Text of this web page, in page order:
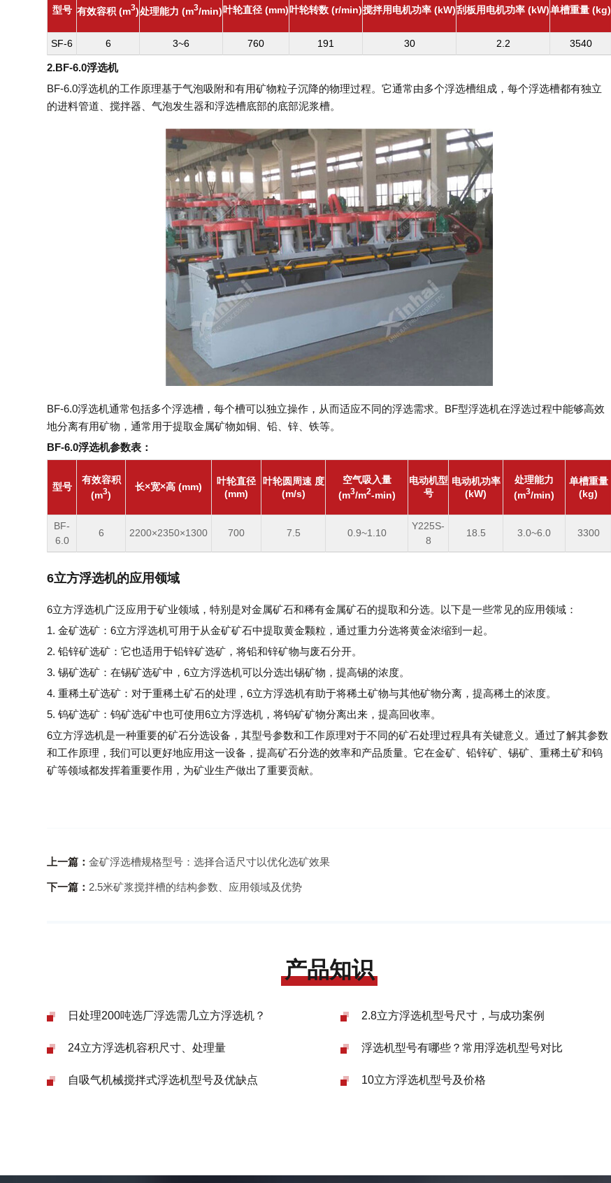
型号 有效容积 (m3)处理能力 (m3/min) 叶轮直径 (mm) 叶轮转数 (r/min)搅拌用电机功率 (kW)刮板用电机功率 (kW)单槽重量 (kg)
SF-6 6 3~6 760 191 30 2.2 3540
2.BF-6.0浮选机
BF-6.0浮选机的工作原理基于气泡吸附和有用矿物粒子沉降的物理过程。它通常由多个浮选槽组成，每个浮选槽都有独立
的进料管道、搅拌器、气泡发生器和浮选槽底部的底部泥浆槽。
BF-6.0浮选机通常包括多个浮选槽，每个槽可以独立操作，从而适应不同的浮选需求。BF型浮选机在浮选过程中能够高效
地分离有用矿物，通常用于提取金属矿物如铜、铅、锌、铁等。
BF-6.0浮选机参数表：
型号
有效容积
(m3)
长×宽×高 (mm)
叶轮直径
(mm)
叶轮圆周速 度
(m/s)
空气吸入量
(m3/m2-min)
电动机型
号
电动机功率
(kW)
处理能力
(m3/min)
单槽重量
(kg)
BF-
6.0
6 2200×2350×1300 700 7.5 0.9~1.10
Y225S-
8
18.5 3.0~6.0 3300
6立方浮选机的应用领域
6立方浮选机广泛应用于矿业领域，特别是对金属矿石和稀有金属矿石的提取和分选。以下是一些常见的应用领域：
1. 金矿选矿：6立方浮选机可用于从金矿矿石中提取黄金颗粒，通过重力分选将黄金浓缩到一起。
2. 铅锌矿选矿：它也适用于铅锌矿选矿，将铅和锌矿物与废石分开。
3. 锡矿选矿：在锡矿选矿中，6立方浮选机可以分选出锡矿物，提高锡的浓度。
4. 重稀土矿选矿：对于重稀土矿石的处理，6立方浮选机有助于将稀土矿物与其他矿物分离，提高稀土的浓度。
5. 钨矿选矿：钨矿选矿中也可使用6立方浮选机，将钨矿矿物分离出来，提高回收率。
6立方浮选机是一种重要的矿石分选设备，其型号参数和工作原理对于不同的矿石处理过程具有关键意义。通过了解其参数
和工作原理，我们可以更好地应用这一设备，提高矿石分选的效率和产品质量。它在金矿、铅锌矿、锡矿、重稀土矿和钨
矿等领域都发挥着重要作用，为矿业生产做出了重要贡献。
上一篇：金矿浮选槽规格型号：选择合适尺寸以优化选矿效果
下一篇： 2.5米矿浆搅拌槽的结构参数、应用领域及优势
产品知识
日处理200吨选厂浮选需几立方浮选机？ 2.8立方浮选机型号尺寸，与成功案例
24立方浮选机容积尺寸、处理量 浮选机型号有哪些？常用浮选机型号对比
自吸气机械搅拌式浮选机型号及优缺点 10立方浮选机型号及价格